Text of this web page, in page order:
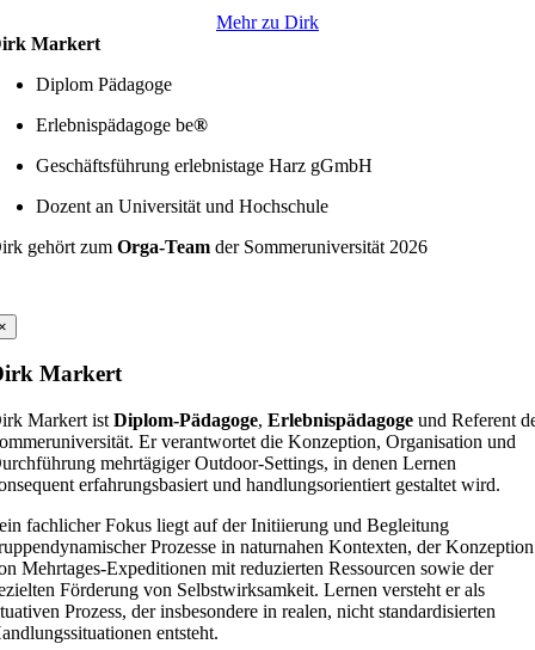
Mehr zu Dirk
Markert
Diplom Pädagoge
Erlebnispädagoge be®
Geschäftsführung erlebnistage Harz gGmbH
Dozent an Universität und Hochschule
gehört zumOrga-Team der Sommeruniversität 2026
Markert
Markert istDiplom-Pädagoge,Erlebnispädagoge und Referent
Er verantwortet die Konzeption, Organisation und
mehrtägiger Outdoor-Settings, in denen Lernen
erfahrungsbasiert und handlungsorientiert gestaltet wird.
fachlicher Fokus liegt auf der Initiierung und Begleitung
Prozesse in naturnahen Kontexten, der Konzeption
Mehrtages-Expeditionen mit reduzierten Ressourcen sowie der
Förderung von Selbstwirksamkeit. Lernen versteht er als
Prozess, der insbesondere in realen, nicht standardisierten
entsteht.